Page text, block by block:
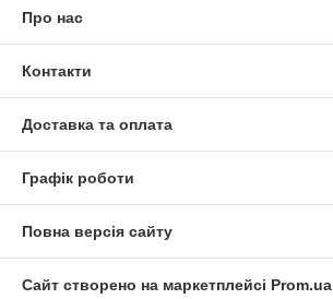
Про нас
Контакти
Доставка та оплата
Графік роботи
Повна версія сайту
Сайт створено на маркетплейсі Prom.ua